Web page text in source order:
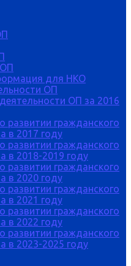
для НКО
ОП
ОП за 2016
развитии гражданского
в 2017 году
развитии гражданского
в 2018-2019 году
развитии гражданского
в 2020 году
развитии гражданского
в 2021 году
развитии гражданского
в 2022 году
развитии гражданского
в 2023-2025 году